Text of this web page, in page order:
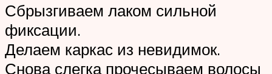
Сбрызгиваем лаком сильной
фиксации.
Делаем каркас из невидимок.
Снова слегка прочесываем волосы